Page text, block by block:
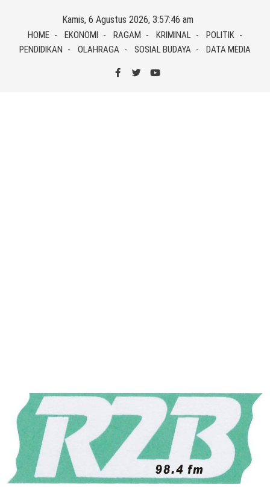
content
Kamis, 6 Agustus 2026, 3:57:47 am
HOME EKONOMI RAGAM KRIMINAL
POLITIK
PENDIDIKAN
OLAHRAGA SOSIAL BUDAYA DATA MEDIA